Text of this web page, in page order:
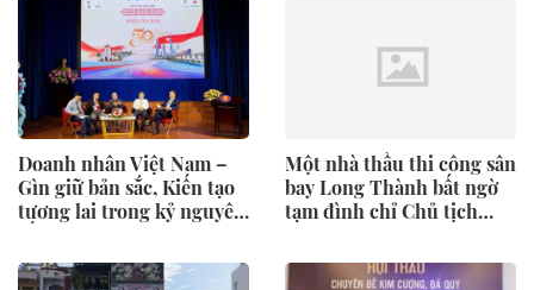
Doanh nhân Việt Nam –
Gìn giữ bản sắc, Kiến tạo
tương lai trong kỷ nguyên
Một nhà thầu thi công sân
bay Long Thành bất ngờ
tạm đình chỉ Chủ tịch